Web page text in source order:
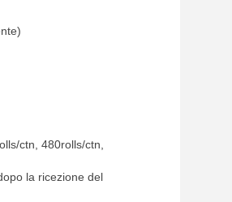
ctn, 480rolls/ctn,
la ricezione del